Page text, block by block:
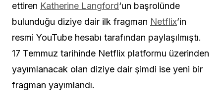
ettiren Katherine Langford‘un başrolünde
bulunduğu diziye dair ilk fragman Netflix’in
resmi YouTube hesabı tarafından paylaşılmıştı.
17 Temmuz tarihinde Netflix platformu üzerinden
yayımlanacak olan diziye dair şimdi ise yeni bir
fragman yayımlandı.